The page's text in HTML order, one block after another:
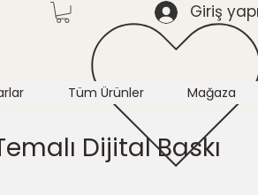
Giriş
Tüm Ürünler Mağaza
Dijital Baskı